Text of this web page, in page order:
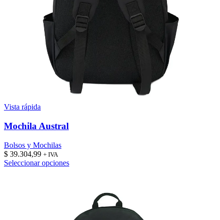
Vista rápida
Mochila Austral
Bolsos y Mochilas
$ 39.304,99 + IVA
Seleccionar opcionesEste
variantes.
opciones